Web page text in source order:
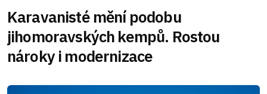
Karavanisté mění podobu
jihomoravských kempů. Rostou
nároky i modernizace